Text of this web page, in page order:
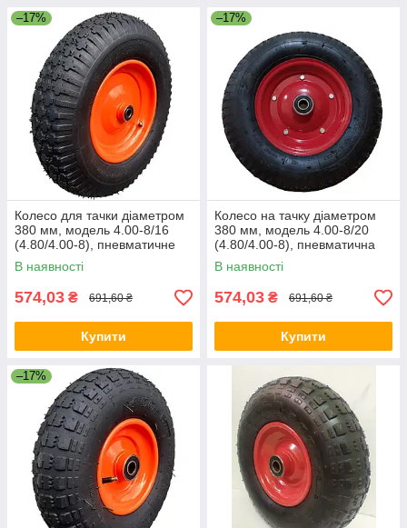
–17%
Колесо для тачки діаметром
380 мм, модель 4.00-8/16
(4.80/4.00-8), пневматичне
В наявності
574,03 ₴ 691,60 ₴
Купити
–17%
Колесо на тачку діаметром
380 мм, модель 4.00-8/20
(4.80/4.00-8), пневматична
В наявності
574,03 ₴ 691,60 ₴
Купити
–17%